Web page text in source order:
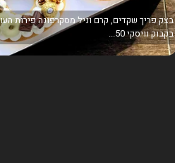
בצק פריך שקדים, קרם וניל מסקרפונה פירות
בקבוק וויסקי 50...